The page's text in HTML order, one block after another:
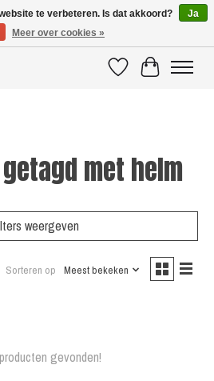
VerlanglijstWinkelwagen
met helm
weergeven
Sorteren op Meest bekeken
gevonden!
te verbeteren. Is dat akkoord?
Ja
Meer over cookies »